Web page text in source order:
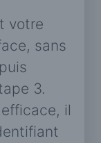
votre
sans
3.
il